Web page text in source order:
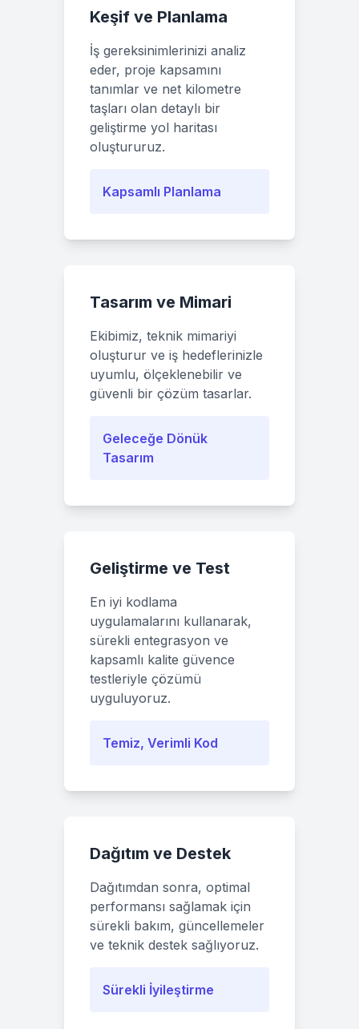
Keşif ve Planlama
İş gereksinimlerinizi analiz
eder, proje kapsamını
tanımlar ve net kilometre
taşları olan detaylı bir
geliştirme yol haritası
oluştururuz.
Kapsamlı Planlama
Tasarım ve Mimari
Ekibimiz, teknik mimariyi
oluşturur ve iş hedeflerinizle
uyumlu, ölçeklenebilir ve
güvenli bir çözüm tasarlar.
Geleceğe Dönük
Tasarım
Geliştirme ve Test
En iyi kodlama
uygulamalarını kullanarak,
sürekli entegrasyon ve
kapsamlı kalite güvence
testleriyle çözümü
uyguluyoruz.
Temiz, Verimli Kod
Dağıtım ve Destek
Dağıtımdan sonra, optimal
performansı sağlamak için
sürekli bakım, güncellemeler
ve teknik destek sağlıyoruz.
Sürekli İyileştirme